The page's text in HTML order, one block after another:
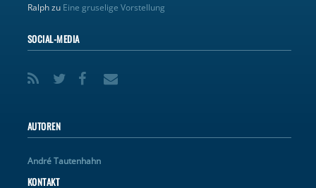
Ralphzu Eine gruselige Vorstellung
SOCIAL-MEDIA
AUTOREN
André Tautenhahn
KONTAKT